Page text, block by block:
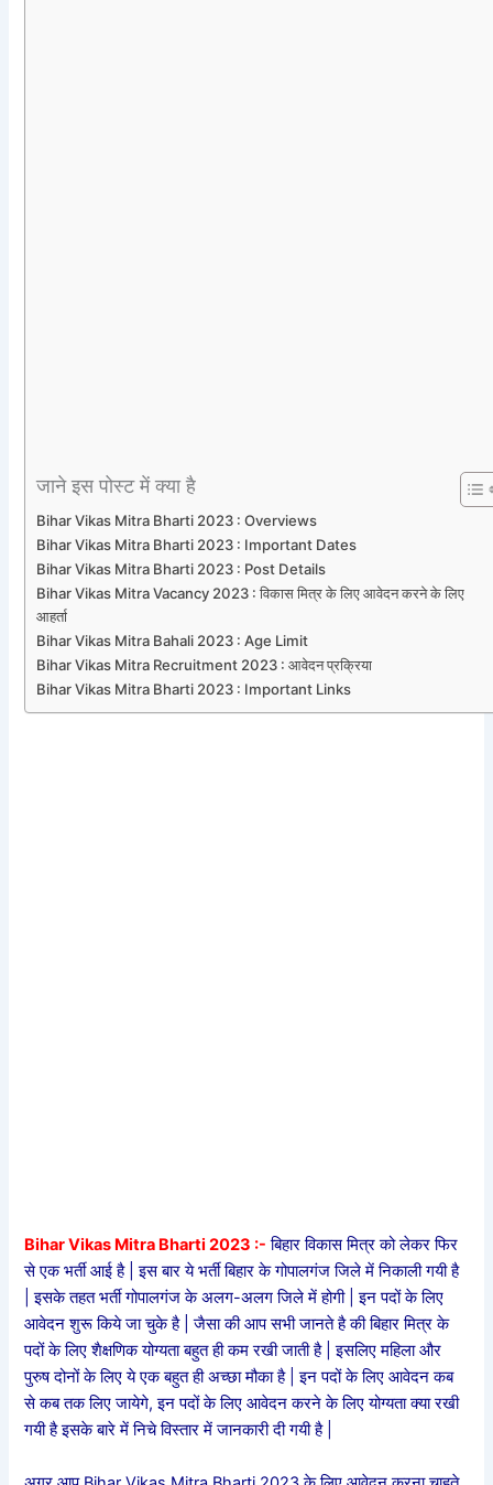
जाने इस पोस्ट में क्या है
Bihar Vikas Mitra Bharti 2023 : Overviews
Bihar Vikas Mitra Bharti 2023 : Important Dates
Bihar Vikas Mitra Bharti 2023 : Post Details
Bihar Vikas Mitra Vacancy 2023 : विकास मित्र के लिए आवेदन करने के लिए
आहर्ता
Bihar Vikas Mitra Bahali 2023 : Age Limit
Bihar Vikas Mitra Recruitment 2023 : आवेदन प्रक्रिया
Bihar Vikas Mitra Bharti 2023 : Important Links
Bihar Vikas Mitra Bharti 2023 :- बिहार विकास मित्र को लेकर फिर
से एक भर्ती आई है | इस बार ये भर्ती बिहार के गोपालगंज जिले में निकाली गयी है
| इसके तहत भर्ती गोपालगंज के अलग-अलग जिले में होगी | इन पदों के लिए
आवेदन शुरू किये जा चुके है | जैसा की आप सभी जानते है की बिहार मित्र के
पदों के लिए शैक्षणिक योग्यता बहुत ही कम रखी जाती है | इसलिए महिला और
पुरुष दोनों के लिए ये एक बहुत ही अच्छा मौका है | इन पदों के लिए आवेदन कब
से कब तक लिए जायेगे, इन पदों के लिए आवेदन करने के लिए योग्यता क्या रखी
गयी है इसके बारे में निचे विस्तार में जानकारी दी गयी है |